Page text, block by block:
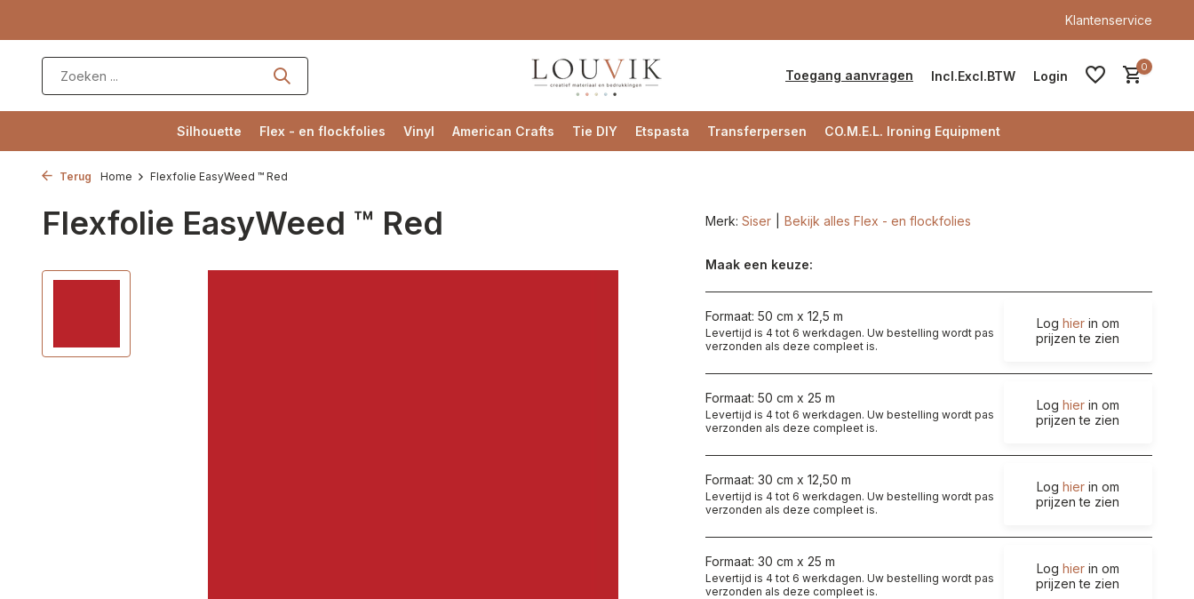
Klantenservice
Toegang aanvragen Incl.Excl.BTW Login
0
Silhouette Flex - en flockfolies Vinyl American Crafts Tie DIY Etspasta Transferpersen CO.M.E.L. Ironing Equipment
Terug Home Flexfolie EasyWeed ™ Red
Flexfolie EasyWeed ™ Red Merk: Siser Bekijk alles Flex - en flockfolies
Maak een keuze:
Formaat: 50 cm x 12,5 m
Levertijd is 4 tot 6 werkdagen. Uw bestelling wordt pas
verzonden als deze compleet is.
Log hierin om
prijzen te zien
Formaat: 50 cm x 25 m
Levertijd is 4 tot 6 werkdagen. Uw bestelling wordt pas
verzonden als deze compleet is.
Log hierin om
prijzen te zien
Formaat: 30 cm x 12,50 m
Levertijd is 4 tot 6 werkdagen. Uw bestelling wordt pas
verzonden als deze compleet is.
Log hierin om
prijzen te zien
Formaat: 30 cm x 25 m
Levertijd is 4 tot 6 werkdagen. Uw bestelling wordt pas
verzonden als deze compleet is.
Log hierin om
prijzen te zien